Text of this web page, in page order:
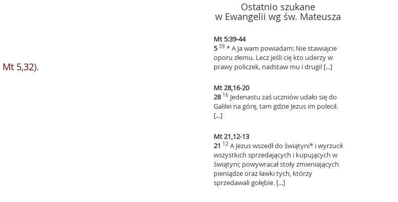
Mt 5,32).
Ostatnio szukane
w Ewangelii wg św. Mateusza
Mt 5:39-44
539 * A Ja wam powiadam: Nie stawiajcie
oporu złemu. Lecz jeśli cię kto uderzy w
prawy policzek, nadstaw mu i drugi! [...]
Mt 28,16-20
2816 Jedenastu zaś uczniów udało się do
Galilei na górę, tam gdzie Jezus im polecił.
[...]
Mt 21,12-13
21 12 A Jezus wszedł do świątyni* i wyrzucił
wszystkich sprzedających i kupujących w
świątyni; powywracał stoły zmieniających
pieniądze oraz ławki tych, którzy
sprzedawali gołębie. [...]